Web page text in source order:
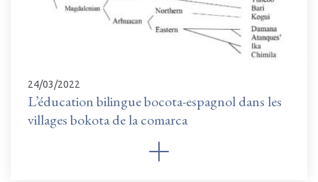
24/03/2022
L’éducation bilingue bocota-espagnol dans les
villages bokota de la comarca